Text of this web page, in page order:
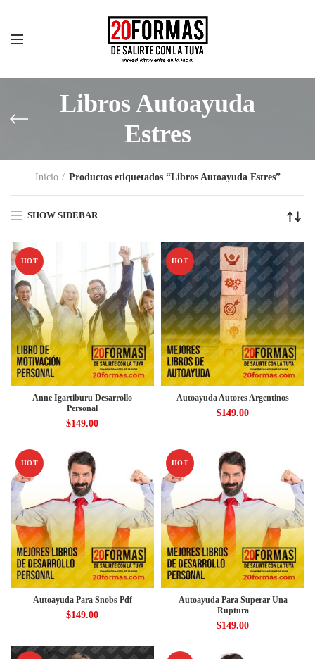
Libros Autoayuda
Estres
Inicio Productos etiquetados “Libros Autoayuda Estres”
SHOW SIDEBAR
HOT
Anne Igartiburu Desarrollo
Personal
$149.00
HOT
Autoayuda Autores Argentinos
$149.00
HOT
Autoayuda Para Snobs Pdf
$149.00
HOT
Autoayuda Para Superar Una
Ruptura
$149.00